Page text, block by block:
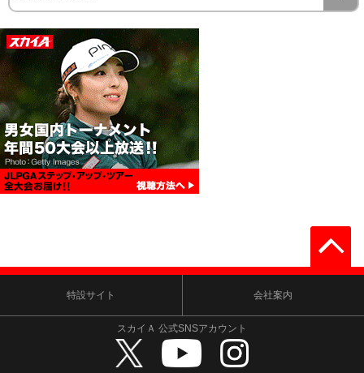
特設サイト 会社案内
スカイＡ 公式SNSアカウント